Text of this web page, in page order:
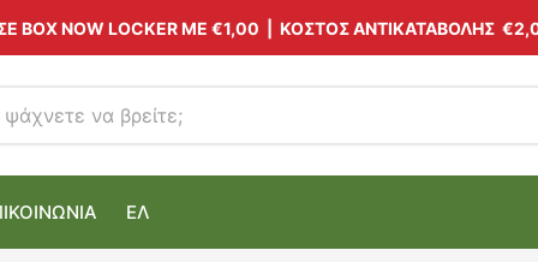
NOW LOCKER ΜΕ €1,00 | ΚΟΣΤΟΣ ΑΝΤΙΚΑΤΑΒΟΛΗΣ
ΕΛ